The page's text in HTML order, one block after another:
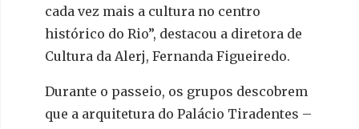
cada vez mais a cultura no centro
histórico do Rio”, destacou a diretora de
Cultura da Alerj, Fernanda Figueiredo.
Durante o passeio, os grupos descobrem
que a arquitetura do Palácio Tiradentes –